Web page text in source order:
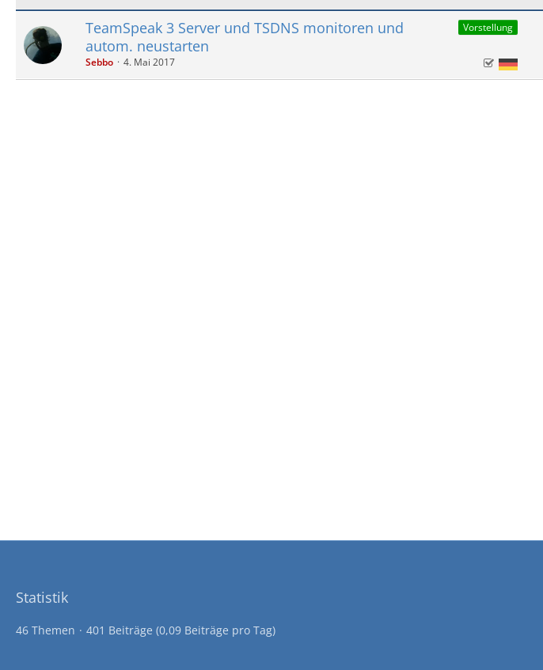
Vorstellung
TeamSpeak 3 Server und TSDNS monitoren und
autom. neustarten
Sebbo 4. Mai 2017
Statistik
46 Themen 401 Beiträge (0,09 Beiträge pro Tag)